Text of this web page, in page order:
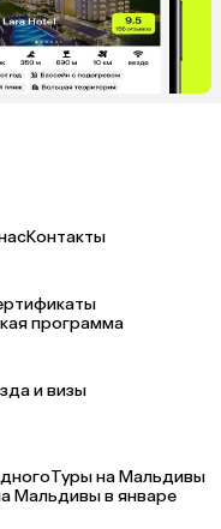
Контакты
программа
и визы
Туры на Мальдивы
Мальдивы в январе